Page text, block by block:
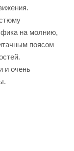
на молнию,
поясом
и очень